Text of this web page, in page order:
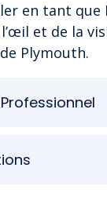
en tant que
et de la
Plymouth.